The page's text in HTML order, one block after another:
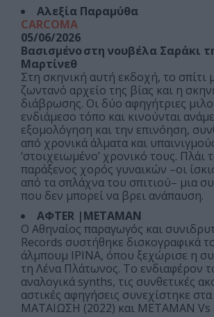
Αλεξία Παραμύθα
CARCOMA
05/06/2026
Βασισμένο στη νουβέλα Σαράκι
Μαρτίνεθ
Στη σκηνική αυτή εκδοχή, το σπίτι
ζωντανό αρχείο της βίας και η
διάβρωσης. Οι δύο αφηγήτριες
ενδιάμεσο τόπο και κινούνται
εξομολόγηση και την επινόηση,
από χρονικά άλματα και
‘στοιχειωμένο’ χρονικό τους. Πλάι
παράξενος χορός γυναικών –οι
από τα σπλάχνα του σπιτιού– μια
που δεν μπορεί να βρει ανάπαυση.
AΦTER |METAMAN
Ο Αθηναίος παραγωγός και
Records συστήθηκε δισκογραφικά
άλμπουμ ΙΡΙΝΑ, όπου ξεχώρισε η
τη Λένα Πλάτωνος. Το ενδιαφέρον
αναλογικά synths, τις συνθετικές
αστικές αφηγήσεις συνεχίστηκε
ΜΑΤΑΙΩΣΗ (2022) και ΜΕΤΑΜΑΝ Vs